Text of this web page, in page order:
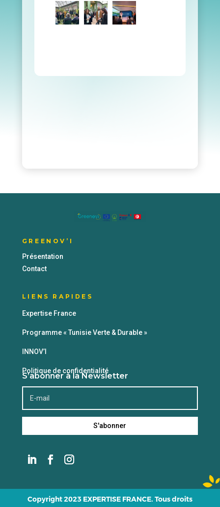
GREENOV’I
Présentation
Contact
LIENS RAPIDES
Expertise France
Programme « Tunisie Verte & Durable »
INNOV’I
Politique de confidentialité
S’abonner à la Newsletter
S'abonner
Copyright 2023 EXPERTISE FRANCE. Tous droits